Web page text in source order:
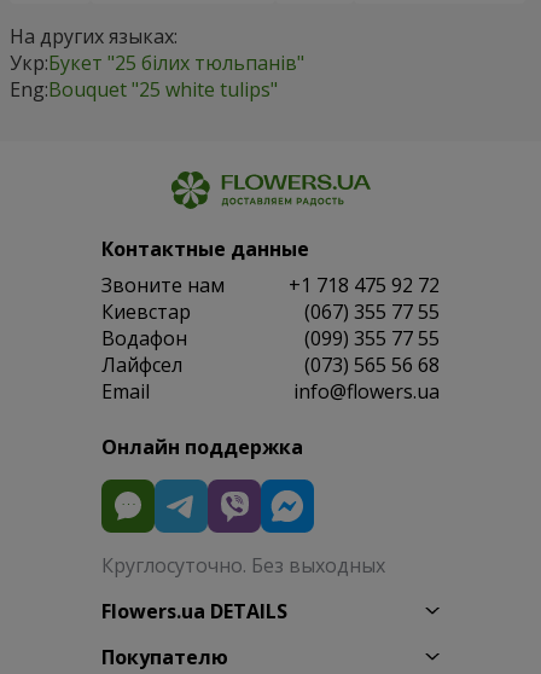
На других языках:
Укр:Букет "25 білих тюльпанів"
Eng:Bouquet "25 white tulips"
Контактные данные
Звоните нам
+1 718 475 92 72
Киевстар
(067) 355 77 55
Водафон
(099) 355 77 55
Лайфсел
(073) 565 56 68
Email
info@flowers.ua
Онлайн поддержка
Круглосуточно. Без выходных
Flowers.ua DETAILS
Покупателю